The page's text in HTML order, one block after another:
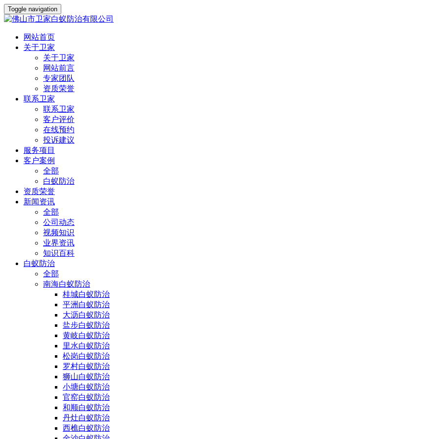
Toggle navigation
网站首页
关于卫家
关于卫家
网站前言
专家团队
资质荣誉
联系卫家
联系卫家
客户评价
在线预约
投诉建议
服务项目
客户案例
全部
白蚁防治
资质荣誉
新闻资讯
全部
公司动态
视频知识
业界资讯
知识百科
白蚁防治
全部
南海白蚁防治
桂城白蚁防治
平洲白蚁防治
大沥白蚁防治
盐步白蚁防治
黄岐白蚁防治
里水白蚁防治
松岗白蚁防治
罗村白蚁防治
狮山白蚁防治
小塘白蚁防治
官窑白蚁防治
和顺白蚁防治
丹灶白蚁防治
西樵白蚁防治